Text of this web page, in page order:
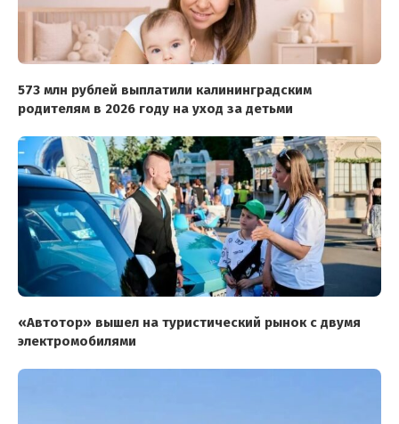
573 млн рублей выплатили калининградским
родителям в 2026 году на уход за детьми
«Автотор» вышел на туристический рынок с двумя
электромобилями